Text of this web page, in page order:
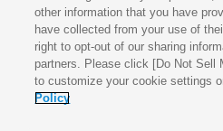
古物営業法に基づく表示
お問合せ
other information that you have
have collected from your use of
right to opt-out of our sharing
partners. Please click [Do Not Sell
to customize your cookie settings
Policy